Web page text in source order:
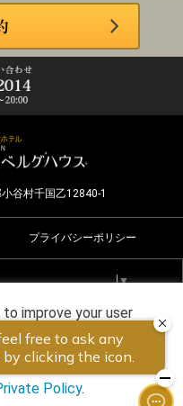
谷村千国乙12840-1
プライバシーポリシー
Select Language ▼
BERGHAUS all rights
improve your user
this website, you have
For futher information,
Policy.